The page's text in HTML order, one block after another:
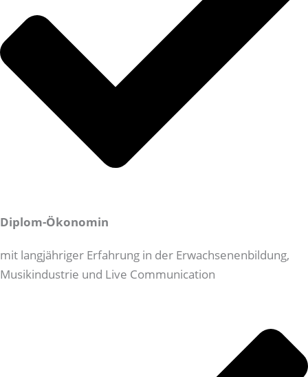
Diplom-Ökonomin
mit langjähriger Erfahrung in der Erwachsenenbildung,
Musikindustrie und Live Communication